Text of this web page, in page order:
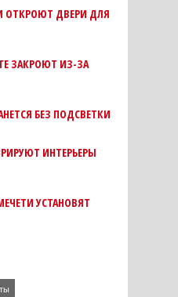
ОТКРОЮТ ДВЕРИ ДЛЯ
ЗАКРОЮТ ИЗ-ЗА
БЕЗ ПОДСВЕТКИ
ИНТЕРЬЕРЫ
УСТАНОВЯТ